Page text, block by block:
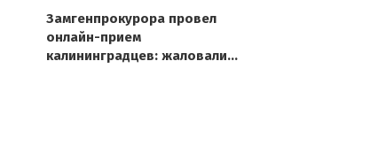
Замгенпрокурора провел
онлайн-прием
калининградцев: жаловались